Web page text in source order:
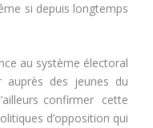
si depuis longtemps
au système électoral
des jeunes du
confirmer cette
d’opposition qui